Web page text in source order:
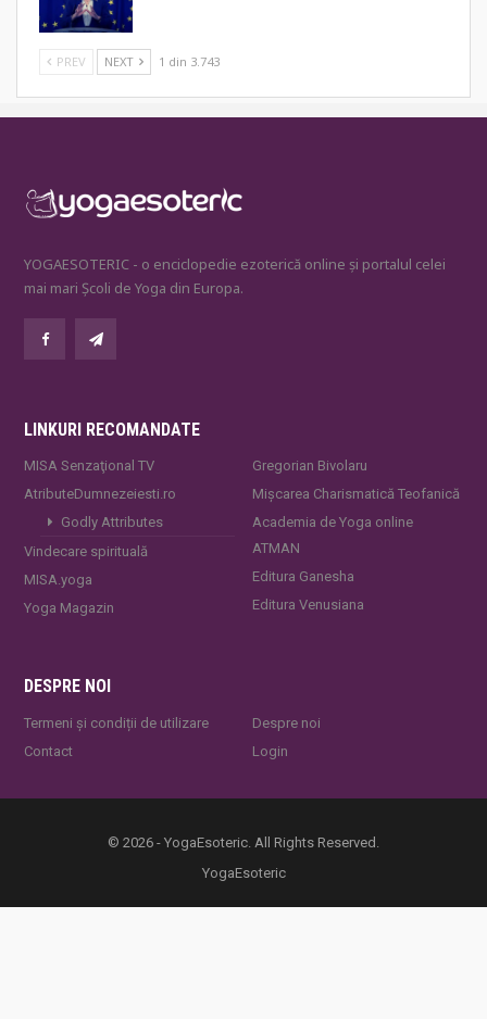
PREV NEXT 1 din 3.743
YOGAESOTERIC - o enciclopedie ezoterică online și portalul celei
mai mari Școli de Yoga din Europa.
LINKURI RECOMANDATE
MISA Senzaţional TV
AtributeDumnezeiesti.ro
Godly Attributes
Vindecare spirituală
MISA.yoga
Yoga Magazin
Gregorian Bivolaru
Mișcarea Charismatică Teofanică
Academia de Yoga online
ATMAN
Editura Ganesha
Editura Venusiana
DESPRE NOI
Termeni și condiții de utilizare
Contact
Despre noi
Login
© 2026 - YogaEsoteric. All Rights Reserved.
YogaEsoteric